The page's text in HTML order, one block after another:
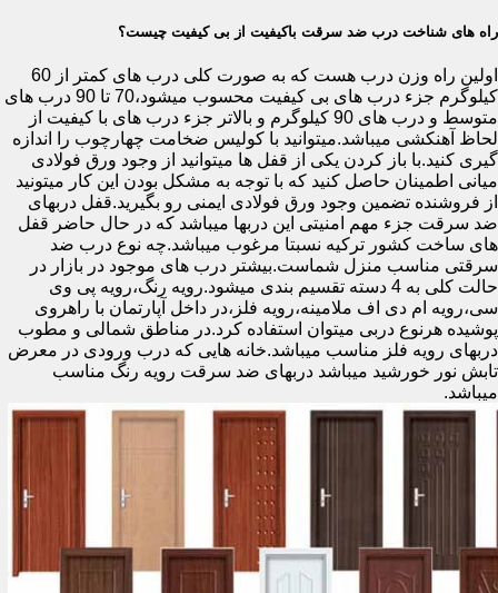
راه های شناخت درب ضد سرقت باکیفیت از بی کیفیت چیست؟
اولین راه وزن درب هست که به صورت کلی درب های کمتر از 60
کیلوگرم جزء درب های بی کیفیت محسوب میشود،70 تا 90 درب های
متوسط و درب های 90 کیلوگرم و بالاتر جزء درب های با کیفیت از
لحاظ آهنکشی میباشد.میتوانید با کولیس ضخامت چهارچوب را اندازه
گیری کنید.با باز کردن یکی از قفل ها میتوانید از وجود ورق فولادی
میانی اطمینان حاصل کنید که با توجه به مشکل بودن این کار میتونید
از فروشنده تضمین وجود ورق فولادی ایمنی رو بگیرید.قفل دربهای
ضد سرقت جزء مهم امنیتی این دربها میباشد که در حال حاضر قفل
های ساخت کشور ترکیه نسبتا مرغوب میباشد.چه نوع درب ضد
سرقتی مناسب منزل شماست.بیشتر درب های موجود در بازار در
حالت کلی به 4 دسته تقسیم بندی میشود.رویه رنگ،رویه پی وی
سی،رویه ام دی اف ملامینه،رویه فلز،در داخل آپارتمان با راهروی
پوشیده هرنوع دربی میتوان استفاده کرد.در مناطق شمالی و مطوب
دربهای رویه فلز مناسب میباشد.خانه هایی که درب ورودی در معرض
تابش نور خورشید میباشد دربهای ضد سرقت رویه رنگ مناسب
میباشد.